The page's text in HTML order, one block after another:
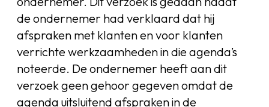
de ondernemer had verklaard dat hij
afspraken met klanten en voor klanten
verrichte werkzaamheden in die agenda’s
noteerde. De ondernemer heeft aan dit
verzoek geen gehoor gegeven omdat de
agenda uitsluitend afspraken in de